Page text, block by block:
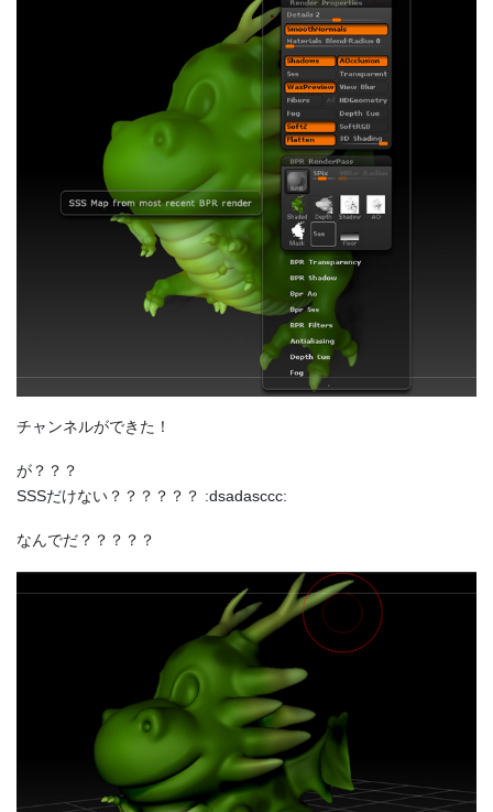
チャンネルができた！
が？？？
SSSだけない？？？？？？ :dsadasccc:
なんでだ？？？？？